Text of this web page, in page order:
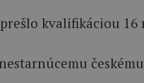
kvalifikáciou